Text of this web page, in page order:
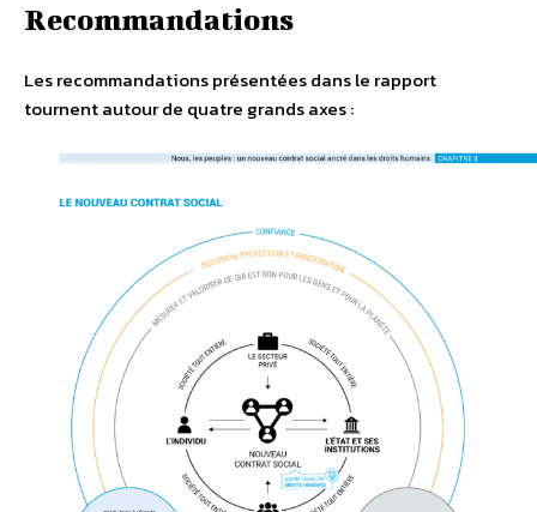
Recommandations
Les recommandations présentées dans le rapport
tournent autour de quatre grands axes :